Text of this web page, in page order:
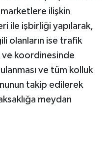
marketlere ilişkin
ile işbirliği yapılarak,
olanların ise trafik
ve koordinesinde
ve tüm kolluk
takip edilerek
meydan